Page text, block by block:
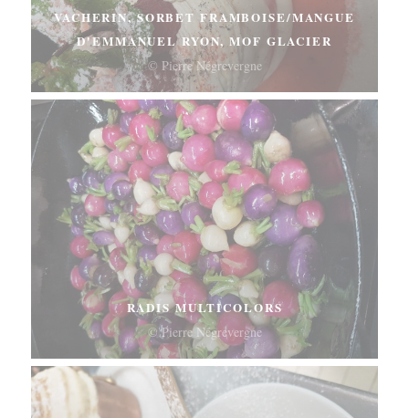
VACHERIN, SORBET FRAMBOISE/MANGUE
D'EMMANUEL RYON, MOF GLACIER
© Pierre Négrevergne
RADIS MULTICOLORS
© Pierre Négrevergne